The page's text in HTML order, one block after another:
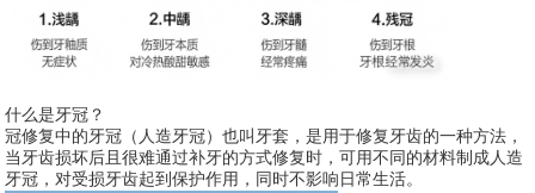
什么是牙冠？
冠修复中的牙冠（人造牙冠）也叫牙套，是用于修复牙齿的一种方法，
当牙齿损坏后且很难通过补牙的方式修复时，可用不同的材料制成人造
牙冠，对受损牙齿起到保护作用，同时不影响日常生活。